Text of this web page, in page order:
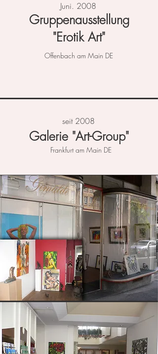
Juni. 2008
Gruppenausstellung
"Erotik Art"
Offenbach am Main DE
seit 2008
Galerie "Art-Group"
Frankfurt am Main DE